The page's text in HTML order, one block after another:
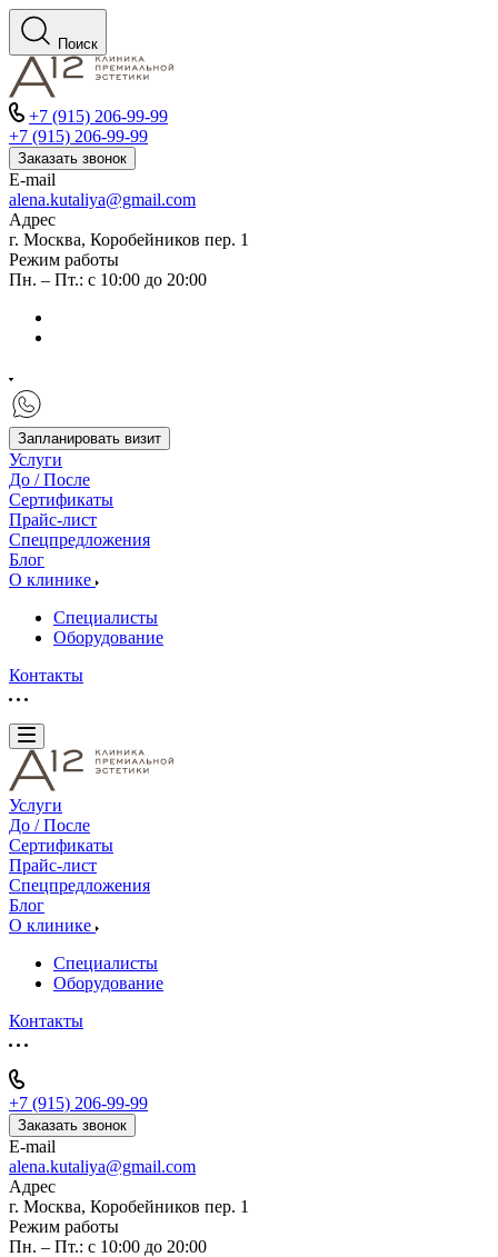
Поиск
+7 (915) 206-99-99
+7 (915) 206-99-99
Заказать звонок
E-mail
alena.kutaliya@gmail.com
Адрес
г. Москва, Коробейников пер. 1
Режим работы
Пн. – Пт.: с 10:00 до 20:00
Запланировать визит
Услуги
До / После
Сертификаты
Прайс-лист
Спецпредложения
Блог
О клинике
Специалисты
Оборудование
Контакты
Услуги
До / После
Сертификаты
Прайс-лист
Спецпредложения
Блог
О клинике
Специалисты
Оборудование
Контакты
+7 (915) 206-99-99
Заказать звонок
E-mail
alena.kutaliya@gmail.com
Адрес
г. Москва, Коробейников пер. 1
Режим работы
Пн. – Пт.: с 10:00 до 20:00